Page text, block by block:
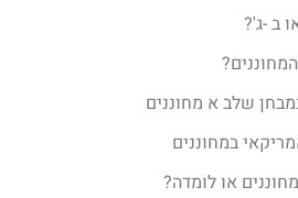
ב -ג'?
שלב א מחוננים
במחוננים
או לומדה?